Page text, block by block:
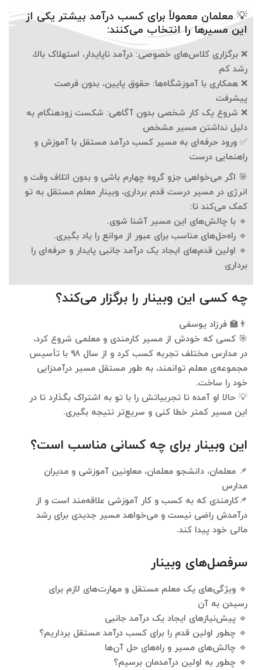
💡معلمان معمولاً برای کسب درآمد بیشتر یکی از
این مسیرها را انتخاب می‌کنند:
❌ برگزاری کلاس‌های خصوصی: درآمد ناپایدار، استهلاک بالا،
رشد کم
❌ همکاری با آموزشگاه‌ها: حقوق پایین، بدون فرصت
پیشرفت
❌ شروع یک کار شخصی بدون آگاهی: شکست زودهنگام به
دلیل نداشتن مسیر مشخص
✅ ورود حرفه‌ای به مسیر کسب درآمد مستقل با آموزش و
راهنمایی درست
🎯 اگر می‌خواهی جزو گروه چهارم باشی و بدون اتلاف وقت و
انرژی در مسیر درست قدم برداری، وبینار معلم مستقل به تو
کمک می‌کند تا:
🔹 با چالش‌های این مسیر آشنا شوی.
🔹 راه‌حل‌های مناسب برای عبور از موانع را یاد بگیری.
🔹 اولین قدم‌های ایجاد یک درآمد جانبی پایدار و حرفه‌ای را
برداری
چه کسی این وبینار را برگزار می‌کند؟
👨‍🏫 فرزاد یوسفی
🎯 کسی که خودش از مسیر کارمندی و معلمی شروع کرد،
در مدارس مختلف تجربه کسب کرد و از سال ۹۸ با
تأسیس
مجموعه‌ی معلم توانمند، به طور مستقل مسیر درآمدزایی
خود را ساخت.
💡 حالا او آمده تا تجربیاتش را با تو به اشتراک بگذارد تا در
این مسیر کمتر خطا کنی و سریع‌تر نتیجه بگیری.
این وبینار برای چه کسانی مناسب است؟
📌 معلمان، دانشجو معلمان، معاونین آموزشی و مدیران
مدارس
📌کارمندی که به کسب و کار آموزشی علاقه‌مند است و از
درآمدش راضی نیست و می‌خواهد مسیر جدیدی برای رشد
مالی خود پیدا کند.
سرفصل‌های وبینار
🔹 ویژگی‌های یک معلم مستقل و مهارت‌های لازم برای
رسیدن به آن
🔹 پیش‌نیازهای ایجاد یک درآمد جانبی
🔹 چطور اولین قدم را برای کسب درآمد مستقل برداریم؟
🔹 چالش‌های مسیر و راه‌های حل آن‌ها
🔹 چطور به اولین درآمدمان برسیم؟